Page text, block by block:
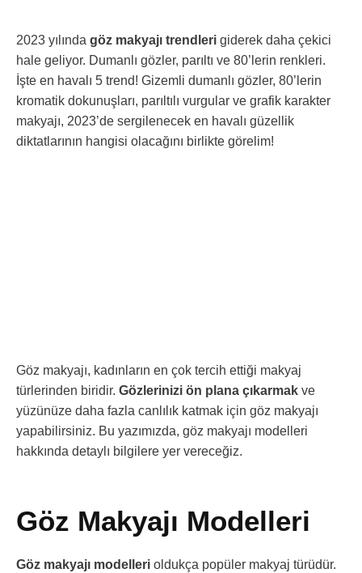
2023 yılında göz makyajı trendleri giderek daha çekici
hale geliyor. Dumanlı gözler, parıltı ve 80’lerin renkleri.
İşte en havalı 5 trend! Gizemli dumanlı gözler, 80’lerin
kromatik dokunuşları, parıltılı vurgular ve grafik karakter
makyajı, 2023’de sergilenecek en havalı güzellik
diktatlarının hangisi olacağını birlikte görelim!
Göz makyajı, kadınların en çok tercih ettiği makyaj
türlerinden biridir. Gözlerinizi ön plana çıkarmak ve
yüzünüze daha fazla canlılık katmak için göz makyajı
yapabilirsiniz. Bu yazımızda, göz makyajı modelleri
hakkında detaylı bilgilere yer vereceğiz.
Göz Makyajı Modelleri
Göz makyajı modelleri oldukça popüler makyaj türüdür.